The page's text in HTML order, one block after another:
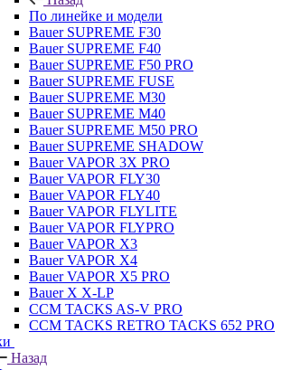
По линейке и модели
Bauer SUPREME F30
Bauer SUPREME F40
Bauer SUPREME F50 PRO
Bauer SUPREME FUSE
Bauer SUPREME M30
Bauer SUPREME M40
Bauer SUPREME M50 PRO
Bauer SUPREME SHADOW
Bauer VAPOR 3X PRO
Bauer VAPOR FLY30
Bauer VAPOR FLY40
Bauer VAPOR FLYLITE
Bauer VAPOR FLYPRO
Bauer VAPOR X3
Bauer VAPOR X4
Bauer VAPOR X5 PRO
Bauer X X-LP
CCM TACKS AS-V PRO
CCM TACKS RETRO TACKS 652 PRO
Назад